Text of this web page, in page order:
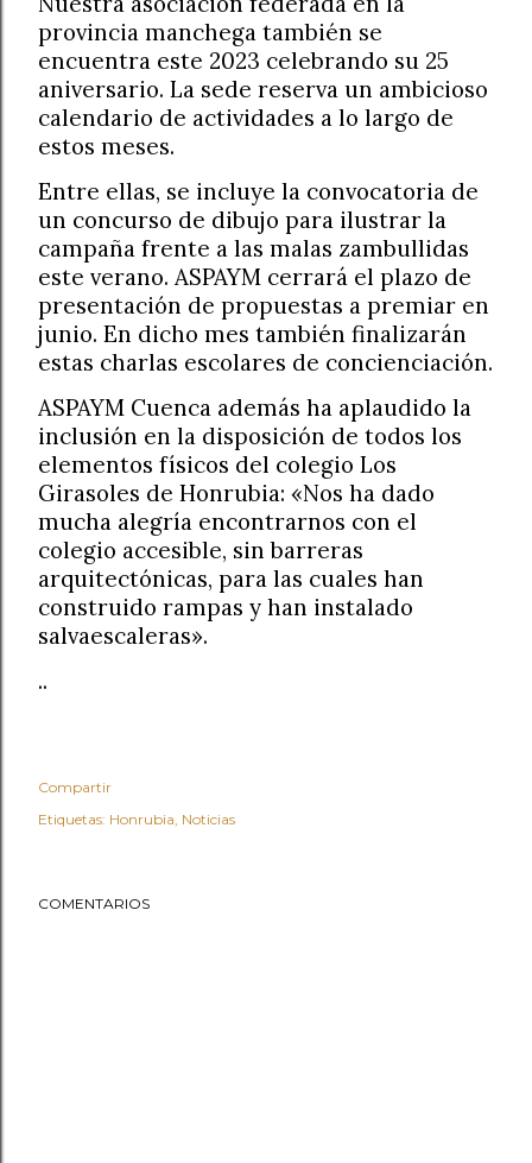
provincia manchega también se
encuentra este 2023 celebrando su 25
aniversario. La sede reserva un ambicioso
calendario de actividades a lo largo de
estos meses.
Entre ellas, se incluye la convocatoria de
un concurso de dibujo para ilustrar la
campaña frente a las malas zambullidas
este verano. ASPAYM cerrará el plazo de
presentación de propuestas a premiar en
junio. En dicho mes también finalizarán
estas charlas escolares de concienciación.
ASPAYM Cuenca además ha aplaudido la
inclusión en la disposición de todos los
elementos físicos del colegio Los
Girasoles de Honrubia: «Nos ha dado
mucha alegría encontrarnos con el
colegio accesible, sin barreras
arquitectónicas, para las cuales han
construido rampas y han instalado
salvaescaleras».
..
Compartir
Etiquetas: Honrubia Noticias
COMENTARIOS